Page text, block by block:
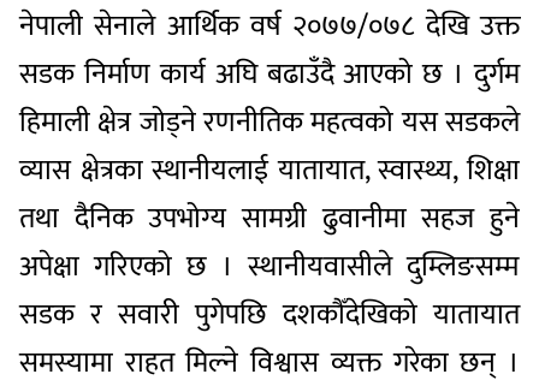
नेपाली सेनाले आर्थिक वर्ष २०७७/०७८ देखि उक्त
सडक निर्माण कार्य अघि बढाउँदै आएको छ । दुर्गम
हिमाली क्षेत्र जोड्ने रणनीतिक महत्वको यस सडकले
व्यास क्षेत्रका स्थानीयलाई यातायात, स्वास्थ्य, शिक्षा
तथा दैनिक उपभोग्य सामग्री ढुवानीमा सहज हुने
अपेक्षा गरिएको छ । स्थानीयवासीले दुम्लिङसम्म
सडक र सवारी पुगेपछि दशकौँदेखिको यातायात
समस्यामा राहत मिल्ने विश्वास व्यक्त गरेका छन् ।